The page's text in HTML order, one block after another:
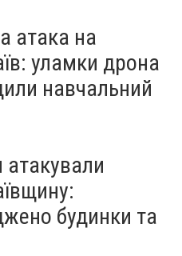
атака на
уламки дрона
навчальний
атакували
будинки та